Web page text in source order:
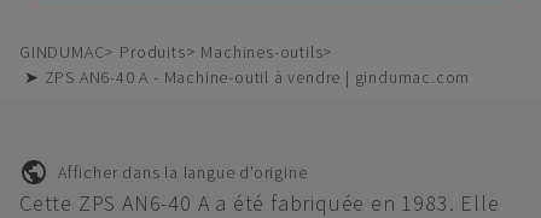
GINDUMAC Produits
Machines-outils
➤ ZPS AN6-40 A - Machine-outil à vendre | gindumac.com
Afficher dans la langue d'origine
Cette ZPS AN6-40 A a été fabriquée en 1983. Elle